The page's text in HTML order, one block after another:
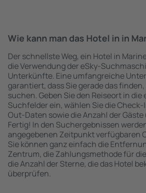
Wie kann man das Hotel in in
Der schnellste Weg, ein Hotel in
die Verwendung der eSky-
Unterkünfte. Eine umfangreiche
garantiert, dass Sie gerade das
suchen. Geben Sie den Reiseort in
Suchfelder ein, wählen Sie die
Out-Daten sowie die Anzahl der
Fertig! In den Suchergebnissen
angegebenen Zeitpunkt verfügbaren
Sie können ganz einfach die
Zentrum, die Zahlungsmethode für
die Anzahl der Sterne, die das Hotel
überprüfen.